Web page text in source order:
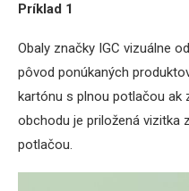
Príklad 1
Obaly značky IGC vizuálne
pôvod ponúkaných
kartónu s plnou potlačou ak
obchodu je priložená vizitka
potlačou.